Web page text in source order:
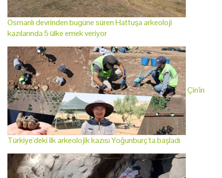
Osmanlı devrinden bugüne süren Hattuşa arkeoloji
kazılarında 5 ülke emek veriyor
Çin'in
Türkiye'deki ilk arkeolojik kazısı Yoğunburç'ta başladı